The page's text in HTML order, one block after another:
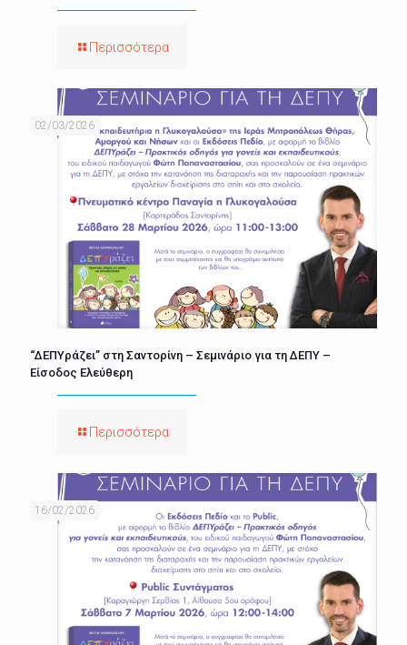
Περισσότερα
02/03/2026
“ΔΕΠΥράζει” στη Σαντορίνη – Σεμινάριο για τη ΔΕΠΥ –
Είσοδος Ελεύθερη
Περισσότερα
16/02/2026